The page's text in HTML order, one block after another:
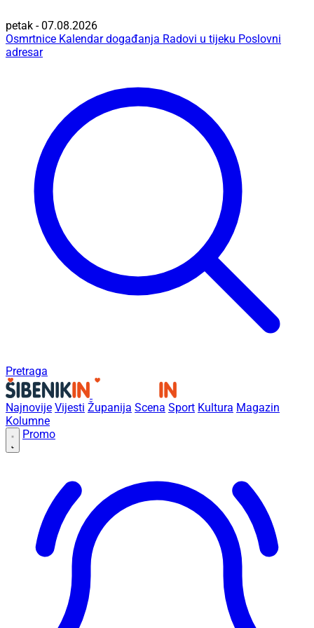
petak - 07.08.2026
Osmrtnice Kalendar događanja Radovi u tijeku Poslovni
adresar
Pretraga
Najnovije Vijesti Županija Scena Sport Kultura Magazin
Kolumne
Promo